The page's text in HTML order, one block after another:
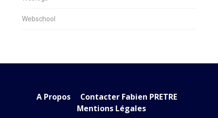
Webschool
A Propos
Contacter Fabien PRETRE
Mentions Légales